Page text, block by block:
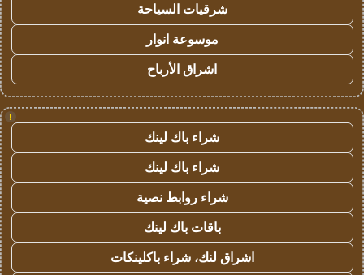
شرقيات السياحة
موسوعة انوار
اشراق الأرباح
!
شراء باك لينك
شراء باك لينك
شراء روابط نصية
باقات باك لينك
اشراق لنك، شراء باكلينكات